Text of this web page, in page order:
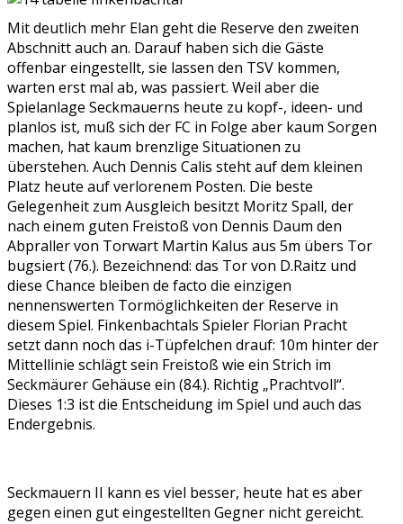
Mit deutlich mehr Elan geht die Reserve den zweiten
Abschnitt auch an. Darauf haben sich die Gäste
offenbar eingestellt, sie lassen den TSV kommen,
warten erst mal ab, was passiert. Weil aber die
Spielanlage Seckmauerns heute zu kopf-, ideen- und
planlos ist, muß sich der FC in Folge aber kaum Sorgen
machen, hat kaum brenzlige Situationen zu
überstehen. Auch Dennis Calis steht auf dem kleinen
Platz heute auf verlorenem Posten. Die beste
Gelegenheit zum Ausgleich besitzt Moritz Spall, der
nach einem guten Freistoß von Dennis Daum den
Abpraller von Torwart Martin Kalus aus 5m übers Tor
bugsiert (76.). Bezeichnend: das Tor von D.Raitz und
diese Chance bleiben de facto die einzigen
nennenswerten Tormöglichkeiten der Reserve in
diesem Spiel. Finkenbachtals Spieler Florian Pracht
setzt dann noch das i-Tüpfelchen drauf: 10m hinter der
Mittellinie schlägt sein Freistoß wie ein Strich im
Seckmäurer Gehäuse ein (84.). Richtig „Prachtvoll“.
Dieses 1:3 ist die Entscheidung im Spiel und auch das
Endergebnis.
Seckmauern II kann es viel besser, heute hat es aber
gegen einen gut eingestellten Gegner nicht gereicht.